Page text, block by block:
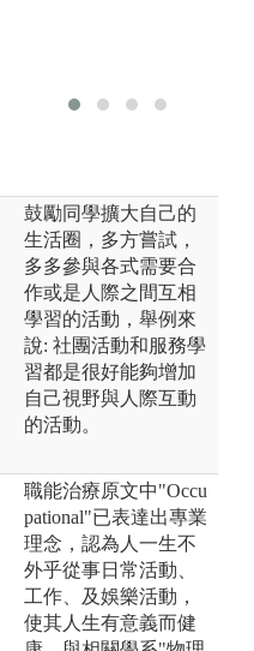
鼓勵同學擴大自己的
生活圈，多方嘗試，
多多參與各式需要合
作或是人際之間互相
學習的活動，舉例來
說: 社團活動和服務學
習都是很好能夠增加
自己視野與人際互動
的活動。
職能治療原文中"Occu
pational"已表達出專業
理念，認為人一生不
外乎從事日常活動、
工作、及娛樂活動，
使其人生有意義而健